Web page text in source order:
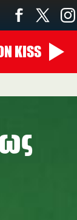
KISS